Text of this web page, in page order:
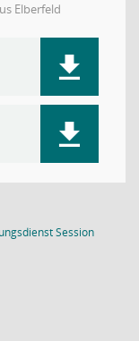
Elberfeld
Session(Wird in